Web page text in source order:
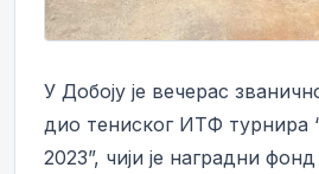
У Добоју је вечерас
дио тениског ИТФ турнира
2023”, чији је наградни